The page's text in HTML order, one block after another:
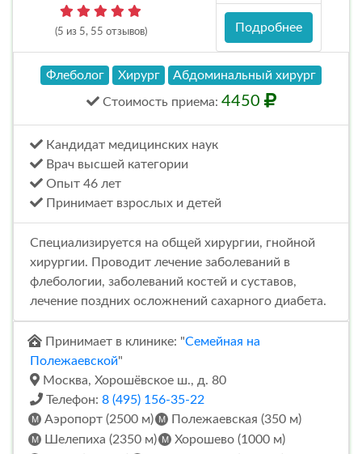
(5 из 5, 55 отзывов) Подробнее
Флеболог Хирург Абдоминальный хирург
Стоимость приема: 4450
Кандидат медицинских наук
Врач высшей категории
Опыт 46 лет
Принимает взрослых и детей
Специализируется на общей хирургии, гнойной
хирургии. Проводит лечение заболеваний в
флебологии, заболеваний костей и суставов,
лечение поздних осложнений сахарного диабета.
Принимает в клинике: "Семейная на
Полежаевской"
Москва, Хорошёвское ш., д. 80
Телефон: 8 (495) 156-35-22
Аэропорт (2500 м)
Полежаевская (350 м)
Шелепиха (2350 м)
Хорошево (1000 м)